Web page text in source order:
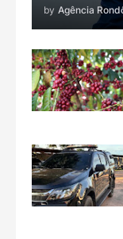
by Agência